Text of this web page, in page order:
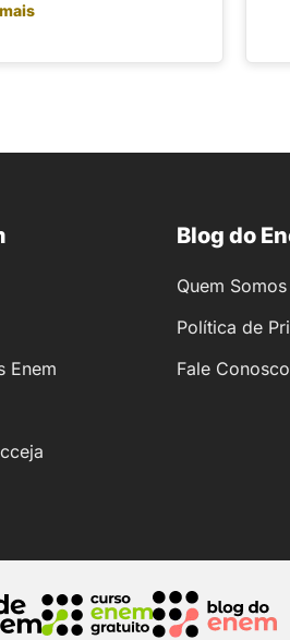
Enem
Blog do
Quem Somos
Política de
Fale Conosco